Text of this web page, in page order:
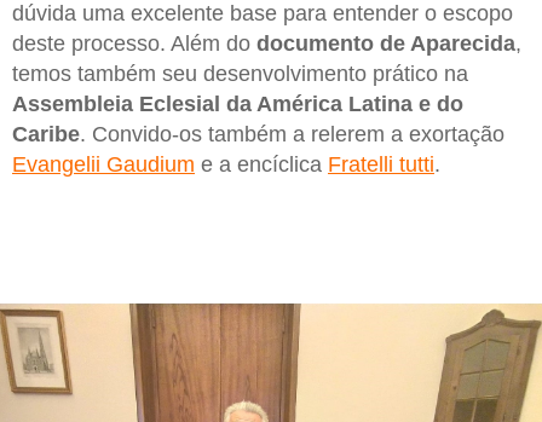
dúvida uma excelente base para entender o escopo
deste processo. Além do documento de Aparecida,
temos também seu desenvolvimento prático na
Assembleia Eclesial da América Latina e do
Caribe. Convido-os também a relerem a exortação
Evangelii Gaudium e a encíclica Fratelli tutti.